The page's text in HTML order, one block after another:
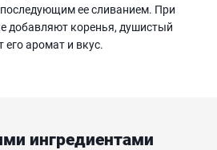
последующим ее сливанием. При
добавляют коренья, душистый
его аромат и вкус.
ингредиентами